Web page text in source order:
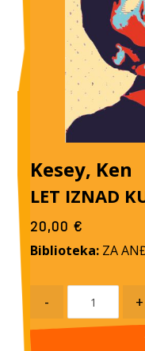
Kesey, Ken
LET IZNAD
20,00€
Biblioteka: ZA
- +